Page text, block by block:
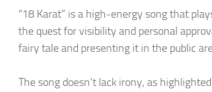
“18 Karat” is a high-energy song that
the quest for visibility and personal
fairy tale and presenting it in the public
The song doesn’t lack irony, as